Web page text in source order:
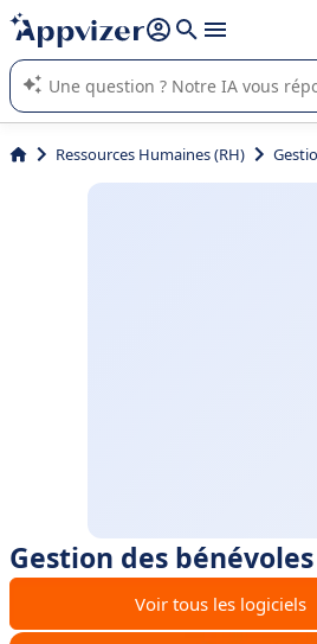
répondre (plusieurs lignes avec
L'IA de Appvizer vous guide dans
logiciel SaaS en entreprise.
Ressources Humaines (RH)
Gestion des bénévoles
Voir tous les logiciels